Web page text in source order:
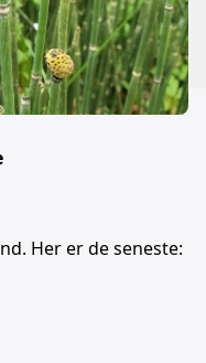
Her er de seneste: